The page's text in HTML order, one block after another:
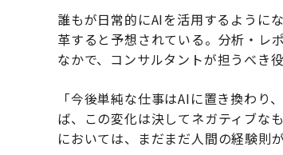
誰もが日常的にAIを活用するように
革すると予想されている。分析・レ
なかで、コンサルタントが担うべき
「今後単純な仕事はAIに置き換わ
ば、この変化は決してネガティブな
においては、まだまだ人間の経験則